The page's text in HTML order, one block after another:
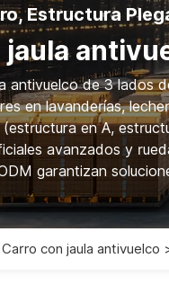
Estructura
antivuelco de 3 lados
en lavanderías,
en A,
avanzados y
garantizan
Carro con jaula antivuelco